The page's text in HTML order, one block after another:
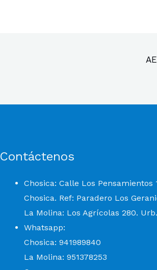
Contáctenos
Chosica: Calle Los
Chosica. Ref: Paradero Los
La Molina: Los Agrícolas 280.
Whatsapp:
Chosica: 941989840
La Molina: 951378253